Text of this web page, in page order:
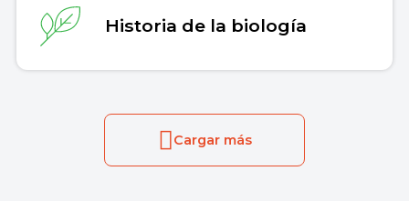
Historia de la biología
Cargar más